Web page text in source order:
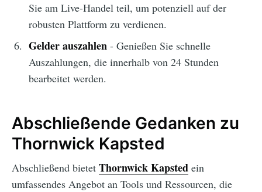
Sie am Live-Handel teil, um potenziell auf der
robusten Plattform zu verdienen.
Gelder auszahlen- Genießen Sie schnelle
Auszahlungen, die innerhalb von 24 Stunden
bearbeitet werden.
Abschließende Gedanken zu
Thornwick Kapsted
Abschließend bietet Thornwick Kapsted ein
umfassendes Angebot an Tools und Ressourcen, die